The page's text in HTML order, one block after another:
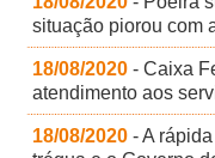
situação piorou com
18/08/2020 - Caixa
atendimento aos
18/08/2020 - A